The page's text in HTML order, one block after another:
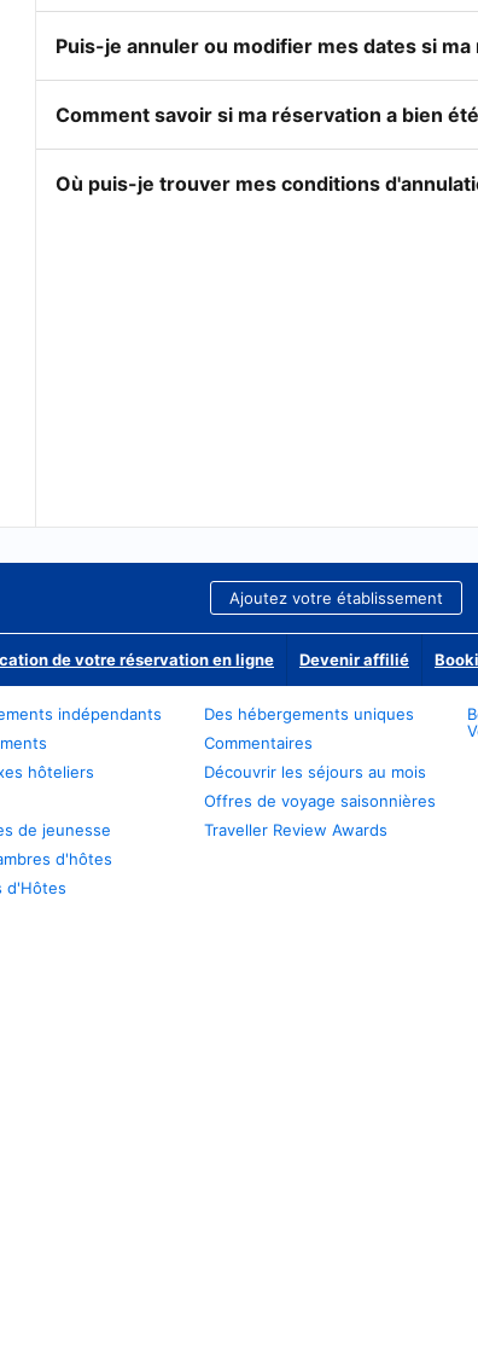
Puis-je annuler ou modifier mes dates si
Comment savoir si ma réservation a bien
Où puis-je trouver mes conditions
Ajoutez votre établissement
de votre réservation en ligne Devenir affilié
indépendants
hôteliers
de jeunesse
d'hôtes
d'Hôtes
Des hébergements uniques
Commentaires
Découvrir les séjours au mois
Offres de voyage saisonnières
Traveller Review Awards